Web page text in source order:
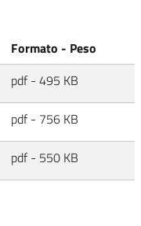
Formato - Peso
pdf - 495 KB
pdf - 756 KB
pdf - 550 KB